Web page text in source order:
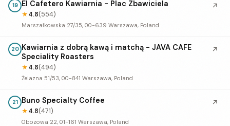
19 El Cafetero Kawiarnia - Plac Zbawiciela
★4.8(554)
Marszałkowska 27/35, 00-639 Warszawa, Poland
↗
20 Kawiarnia z dobrą kawą i matchą - JAVA CAFE
Speciality Roasters
★4.8(494)
Żelazna 51/53, 00-841 Warszawa, Poland
↗
21 Buno Specialty Coffee
★4.8(471)
Obozowa 22, 01-161 Warszawa, Poland
↗